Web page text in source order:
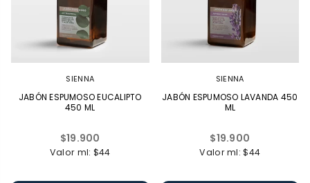
SIENNA
JABÓN ESPUMOSO EUCALIPTO
450 ML
Precio
habitual
$19.900
Valor ml: $44
SIENNA
JABÓN ESPUMOSO LAVANDA 450
ML
Precio
habitual
$19.900
Valor ml: $44